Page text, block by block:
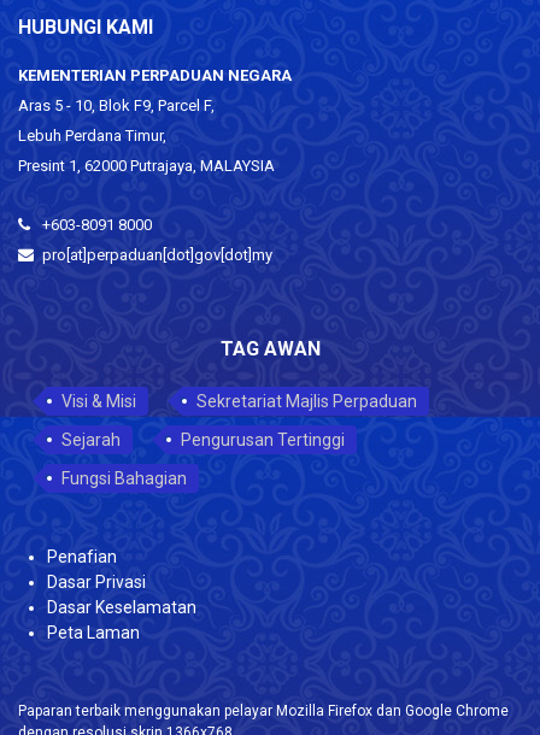
HUBUNGI KAMI
KEMENTERIAN PERPADUAN NEGARA
Aras 5 - 10, Blok F9, Parcel F,
Lebuh Perdana Timur,
Presint 1, 62000 Putrajaya, MALAYSIA
+603-8091 8000
pro[at]perpaduan[dot]gov[dot]my
TAG AWAN
Visi & Misi
Sekretariat Majlis Perpaduan
Sejarah
Pengurusan Tertinggi
Fungsi Bahagian
Penafian
Dasar Privasi
Dasar Keselamatan
Peta Laman
Paparan terbaik menggunakan pelayar Mozilla Firefox dan Google Chrome